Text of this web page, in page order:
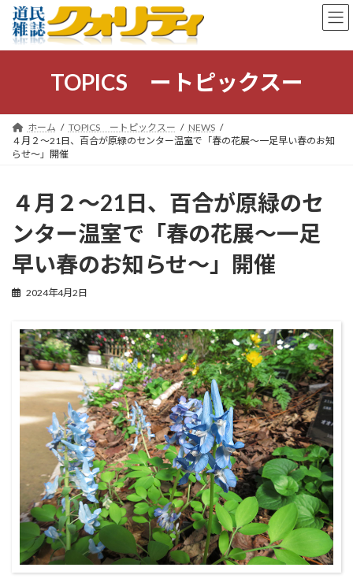
ン
キ
ー
に
TOPICS ートピックスー
ホーム TOPICS ートピックスー
NEWS
４月２〜21日、百合が原緑のセンター温室で「春の花展〜一足早い春のお知
らせ〜」開催
４月２〜21日、百合が原緑のセ
ンター温室で「春の花展〜一足
早い春のお知らせ〜」開催
2024年4月2日